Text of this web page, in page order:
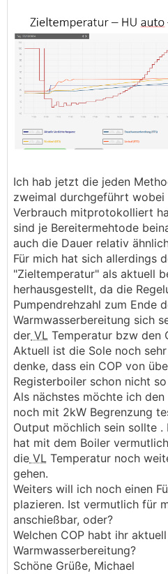
Ich hab jetzt die jeden
zweimal durchgeführt wobei
Verbrauch mitprotokolliert
sind je Bereitermehtode
auch die Dauer relativ
Für mich hat sich allerdings
"Zieltemperatur" als aktuell
herhausgestellt, da die
Pumpendrehzahl zum Ende
Warmwasserbereitung sich
der VL Temperatur bzw den
Aktuell ist die Sole noch
denke, dass ein COP von
Registerboiler schon nicht
Als nächstes möchte ich
noch mit 2kW Begrenzung
Output möchlich sein sollte .
hat mit dem Boiler
die VL Temperatur noch
gehen.
Weiters will ich noch einen
plazieren. Ist vermutlich für
anschießbar, oder?
Welchen COP habt ihr
Warmwasserbereitung?
Schöne Grüße, Michael